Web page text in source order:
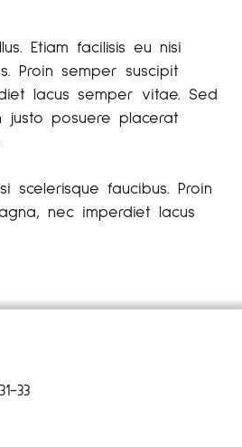
Etiam facilisis eu nisi
Proin semper suscipit
lacus semper vitae. Sed
justo posuere placerat
scelerisque faucibus. Proin
nec imperdiet lacus
33